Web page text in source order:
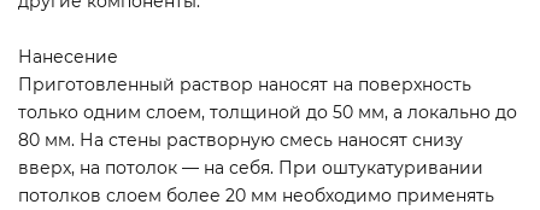
Нанесение
Приготовленный раствор наносят на поверхность
только одним слоем, толщиной до 50 мм, а локально до
80 мм. На стены растворную смесь наносят снизу
вверх, на потолок — на себя. При оштукатуривании
потолков слоем более 20 мм необходимо применять